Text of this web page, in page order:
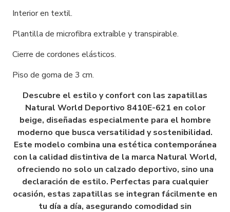
Interior en textil.
Plantilla de microfibra extraíble y transpirable.
Cierre de cordones elásticos.
Piso de goma de 3 cm.
Descubre el estilo y confort con las zapatillas
Natural World Deportivo 8410E-621 en color
beige, diseñadas especialmente para el hombre
moderno que busca versatilidad y sostenibilidad.
Este modelo combina una estética contemporánea
con la calidad distintiva de la marca Natural World,
ofreciendo no solo un calzado deportivo, sino una
declaración de estilo. Perfectas para cualquier
ocasión, estas zapatillas se integran fácilmente en
tu día a día, asegurando comodidad sin